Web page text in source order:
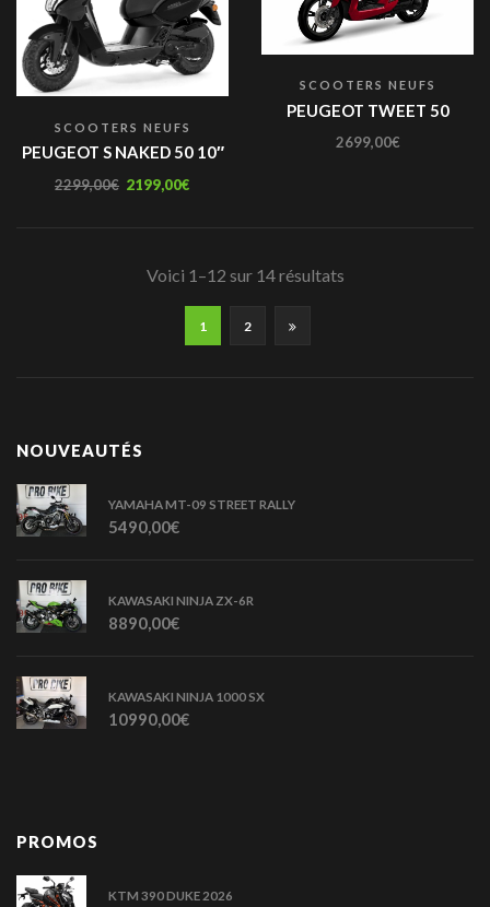
SCOOTERS NEUFS
PEUGEOT S NAKED 50 10″
2299,00€ 2199,00€
SCOOTERS NEUFS
PEUGEOT TWEET 50
2699,00€
Voici 1–12 sur 14 résultats
1 2
NOUVEAUTÉS
YAMAHA MT-09 STREET RALLY
5490,00€
KAWASAKI NINJA ZX-6R
8890,00€
KAWASAKI NINJA 1000 SX
10990,00€
PROMOS
KTM 390 DUKE 2026